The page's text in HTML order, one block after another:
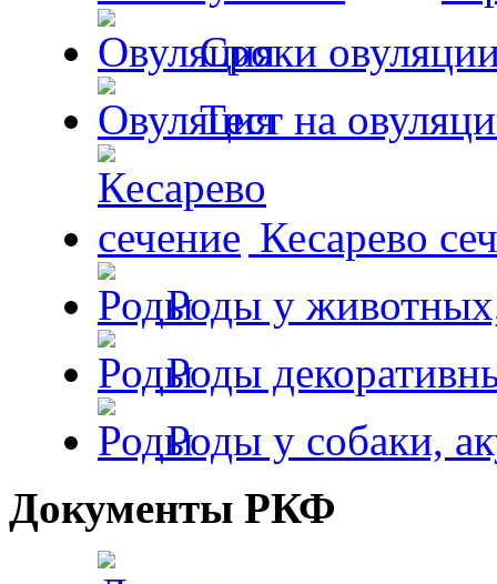
Сроки
Тест на
Кесарево
Роды у
Роды
Роды у собаки,
Документы РКФ